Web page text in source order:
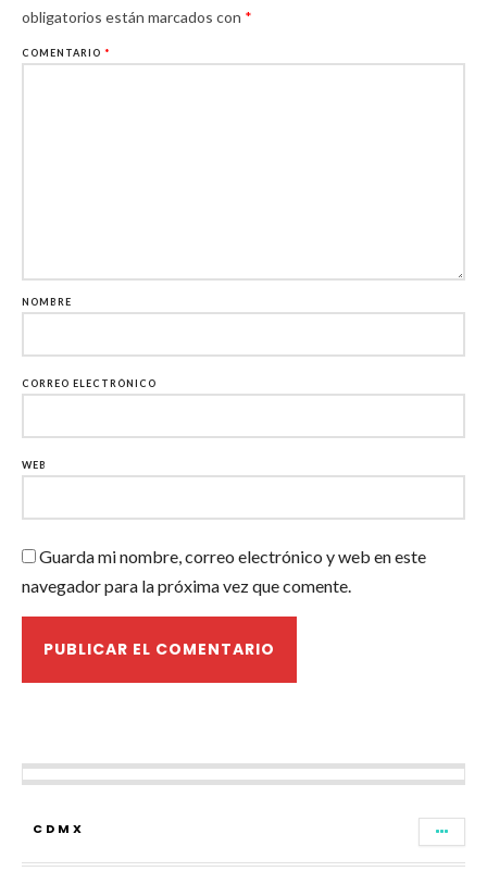
obligatorios están marcados con *
COMENTARIO *
NOMBRE
CORREO ELECTRÓNICO
WEB
Guarda mi nombre, correo electrónico y web en este
navegador para la próxima vez que comente.
CDMX